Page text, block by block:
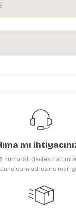
henüz soru
öneri formunu
teşekkür ederiz.
bozuk veya
bulunuyor.
mı
numaralı destek
adresine mail